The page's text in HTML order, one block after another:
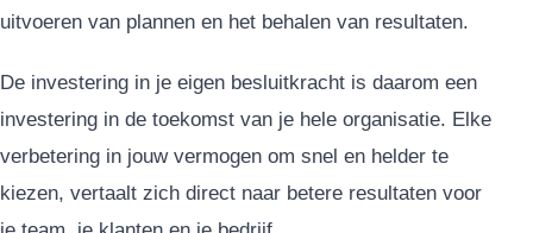
uitvoeren van plannen en het behalen van resultaten.
De investering in je eigen besluitkracht is daarom een
investering in de toekomst van je hele organisatie. Elke
verbetering in jouw vermogen om snel en helder te
kiezen, vertaalt zich direct naar betere resultaten voor